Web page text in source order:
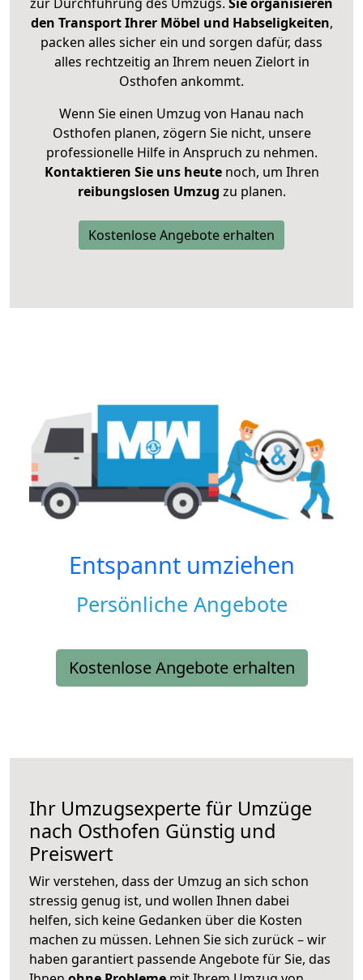
den Transport Ihrer Möbel und Habseligkeiten,
packen alles sicher ein und sorgen dafür, dass
alles rechtzeitig an Ihrem neuen Zielort in
Osthofen ankommt.
Wenn Sie einen Umzug von Hanau nach
Osthofen planen, zögern Sie nicht, unsere
professionelle Hilfe in Anspruch zu nehmen.
Kontaktieren Sie uns heutenoch, um Ihren
reibungslosen Umzug zu planen.
Kostenlose Angebote erhalten
Entspannt umziehen
Persönliche Angebote
Kostenlose Angebote erhalten
Ihr Umzugsexperte für Umzüge
nach Osthofen Günstig und
Preiswert
Wir verstehen, dass der Umzug an sich schon
stressig genug ist, und wollen Ihnen dabei
helfen, sich keine Gedanken über die Kosten
machen zu müssen. Lehnen Sie sich zurück – wir
haben garantiert passende Angebote für Sie, das